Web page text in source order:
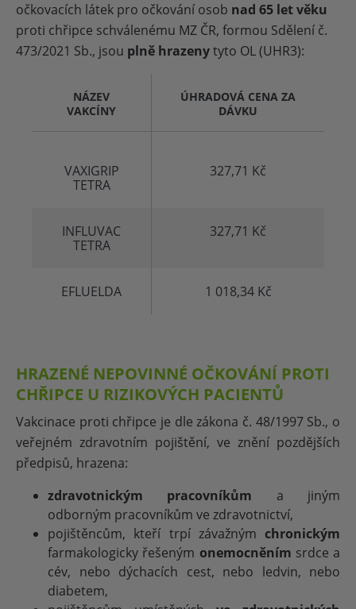
očkovacích látek pro očkování osob nad 65 let věku
proti chřipce schválenému MZ ČR, formou Sdělení č.
473/2021 Sb., jsou plně hrazenytyto OL (UHR3):
NÁZEV
VAKCÍNY
ÚHRADOVÁ CENA ZA
DÁVKU
VAXIGRIP
TETRA
327,71 Kč
INFLUVAC
TETRA
327,71 Kč
EFLUELDA 1 018,34 Kč
HRAZENÉ NEPOVINNÉ OČKOVÁNÍ PROTI
CHŘIPCE U RIZIKOVÝCH PACIENTŮ
Vakcinace proti chřipce je dle zákona č. 48/1997 Sb., o
veřejném zdravotním pojištění, ve znění pozdějších
předpisů, hrazena:
zdravotnickým pracovníkům a jiným
odborným pracovníkům ve zdravotnictví,
pojištěncům, kteří trpí závažným chronickým
farmakologicky řešeným onemocněním srdce a
cév, nebo dýchacích cest, nebo ledvin, nebo
diabetem,